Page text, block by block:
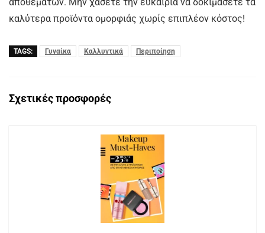
καλύτερα προϊόντα ομορφιάς χωρίς επιπλέον κόστος!
TAGS: Γυναίκα Καλλυντικά Περιποίηση
Σχετικές προσφορές